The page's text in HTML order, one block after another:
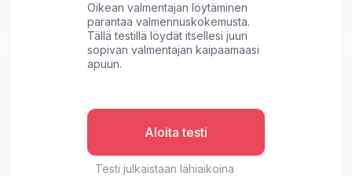
Oikean valmentajan löytäminen
parantaa valmennuskokemusta.
Tällä testillä löydät itsellesi juuri
sopivan valmentajan kaipaamaasi
apuun.
Aloita testi
Testi julkaistaan lähiaikoina